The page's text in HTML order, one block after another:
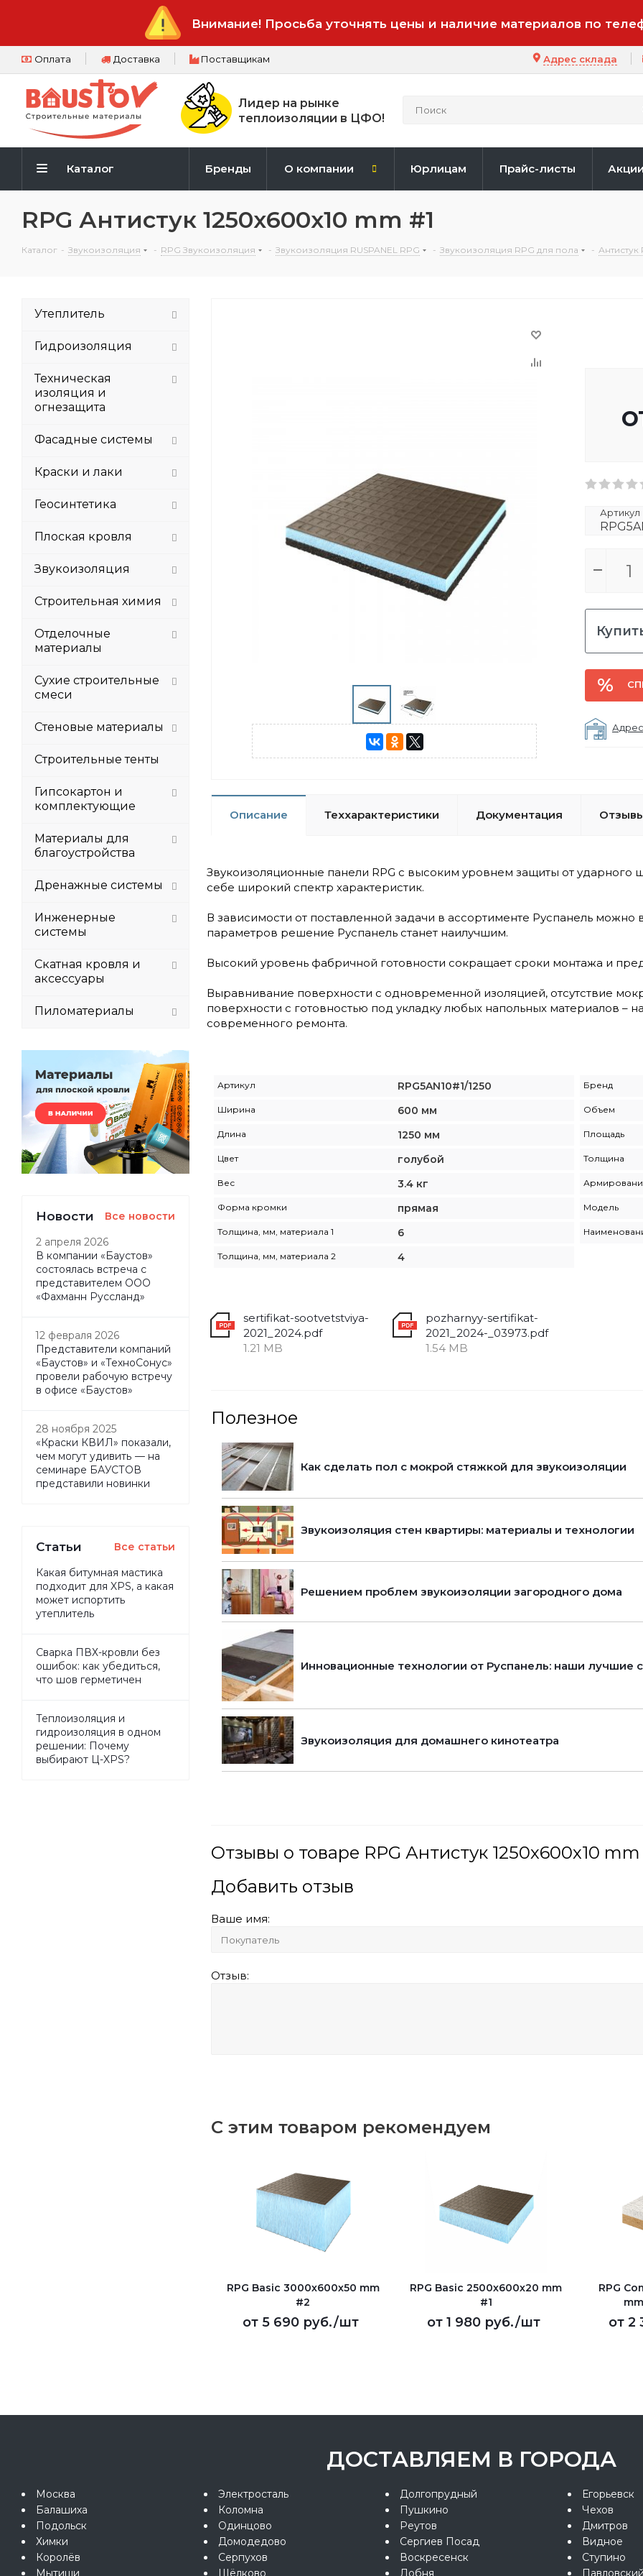
Внимание! Просьба уточнять цены и наличие материалов по
Оплата Доставка Поставщикам Адрес склада
Лидер на рынке
теплоизоляции в ЦФО!
Каталог Бренды О компании Юрлицам Прайс-листы Акции
RPG Антистук 1250х600х10 mm #1
Каталог - Звукоизоляция - RPG Звукоизоляция - Звукоизоляция RUSPANEL RPG - Звукоизоляция RPG для пола - Антистук
Артикул
Описание Теххарактеристики Документация
Звукоизоляционные панели RPG c высоким уровнем защиты от
себе широкий спектр характеристик.
В зависимости от поставленной задачи в ассортименте Руспанель
параметров решение Руспанель станет наилучшим.
Высокий уровень фабричной готовности сокращает сроки монтажа и
Выравнивание поверхности с одновременной изоляцией, отсутствие
поверхности с готовностью под укладку любых напольных материалов –
современного ремонта.
Артикул RPG5AN10#1/1250 Бренд
Ширина 600 мм Объем
Длина 1250 мм Площадь
Цвет голубой Толщина
Вес 3.4 кг
Форма кромки прямая Модель
Толщина, мм, материала 1 6
Толщина, мм, материала 2 4
sertifikat-sootvetstviya-
2021_2024.pdf
1.21 MB
pozharnyy-sertifikat-
2021_2024-_03973.pdf
1.54 MB
Полезное
Как сделать пол с мокрой стяжкой для звукоизоляции
Звукоизоляция стен квартиры: материалы и технологии
Решением проблем звукоизоляции загородного дома
Инновационные технологии от Руспанель: наши лучшие
Звукоизоляция для домашнего кинотеатра
Отзывы о товаре RPG Антистук 1250х600х10 mm
Добавить отзыв
Ваше имя:
Отзыв:
С этим товаром рекомендуем
RPG Basic 3000х600х50 mm
#2
от 5 690 руб./шт
RPG Basic 2500х600х20 mm
#1
от 1 980 руб./шт
RPG
от 2
Утеплитель
Гидроизоляция
Техническая
изоляция и
огнезащита
Фасадные системы
Краски и лаки
Геосинтетика
Плоская кровля
Звукоизоляция
Строительная химия
Отделочные
материалы
Сухие строительные
смеси
Стеновые материалы
Строительные тенты
Гипсокартон и
комплектующие
Материалы для
благоустройства
Дренажные системы
Инженерные
системы
Скатная кровля и
аксессуары
Пиломатериалы
Новости Все новости
2 апреля 2026
В компании «Баустов»
состоялась встреча с
представителем ООО
«Фахманн Руссланд»
12 февраля 2026
Представители компаний
«Баустов» и «ТехноСонус»
провели рабочую встречу
в офисе «Баустов»
28 ноября 2025
«Краски КВИЛ» показали,
чем могут удивить — на
семинаре БАУСТОВ
представили новинки
Статьи Все статьи
Какая битумная мастика
подходит для XPS, а какая
может испортить
утеплитель
Сварка ПВХ-кровли без
ошибок: как убедиться,
что шов герметичен
Теплоизоляция и
гидроизоляция в одном
решении: Почему
выбирают Ц-XPS?
ДОСТАВЛЯЕМ В ГОРОДА
Москва
Балашиха
Подольск
Химки
Королёв
Мытищи
Электросталь
Коломна
Одинцово
Домодедово
Серпухов
Щёлково
Долгопрудный
Пушкино
Реутов
Сергиев Посад
Воскресенск
Лобня
Егорьевск
Чехов
Дмитров
Видное
Ступино